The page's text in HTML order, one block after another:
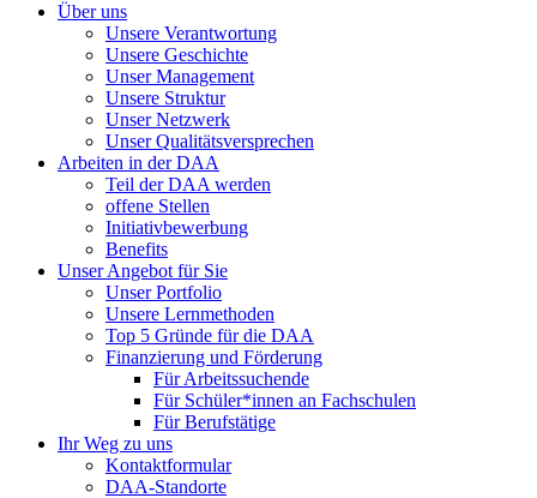
Über uns
Unsere Verantwortung
Unsere Geschichte
Unser Management
Unsere Struktur
Unser Netzwerk
Unser Qualitätsversprechen
Arbeiten in der DAA
Teil der DAA werden
offene Stellen
Initiativbewerbung
Benefits
Unser Angebot für Sie
Unser Portfolio
Unsere Lernmethoden
Top 5 Gründe für die DAA
Finanzierung und Förderung
Für Arbeitssuchende
Für Schüler*innen an Fachschulen
Für Berufstätige
Ihr Weg zu uns
Kontaktformular
DAA-Standorte